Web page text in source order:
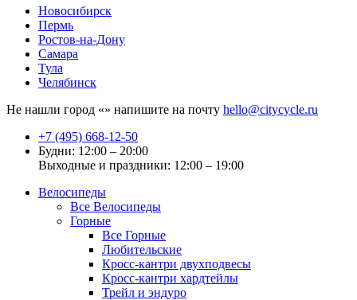
Новосибирск
Пермь
Ростов-на-Дону
Самара
Тула
Челябинск
Не нашли город «» напишите на почту hello@citycycle.ru
+7 (495) 668-12-50
Будни: 12:00 – 20:00
Выходные и праздники: 12:00 – 19:00
Велосипеды
Все Велосипеды
Горные
Все Горные
Любительские
Кросс-кантри двухподвесы
Кросс-кантри хардтейлы
Трейл и эндуро